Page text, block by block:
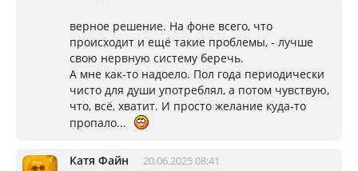
верное решение. На фоне всего, что
происходит и ещё такие проблемы, - лучше
свою нервную систему беречь.
А мне как-то надоело. Пол года периодически
чисто для души употреблял, а потом чувствую,
что, всё, хватит. И просто желание куда-то
пропало...
Катя Файн 20.06.2025 08:41